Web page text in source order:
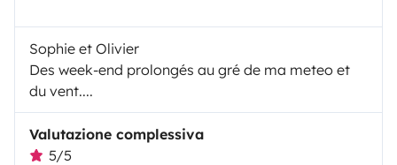
Sophie et Olivier
Des week-end prolongés au gré de ma meteo et
du vent....
Valutazione complessiva
5/5